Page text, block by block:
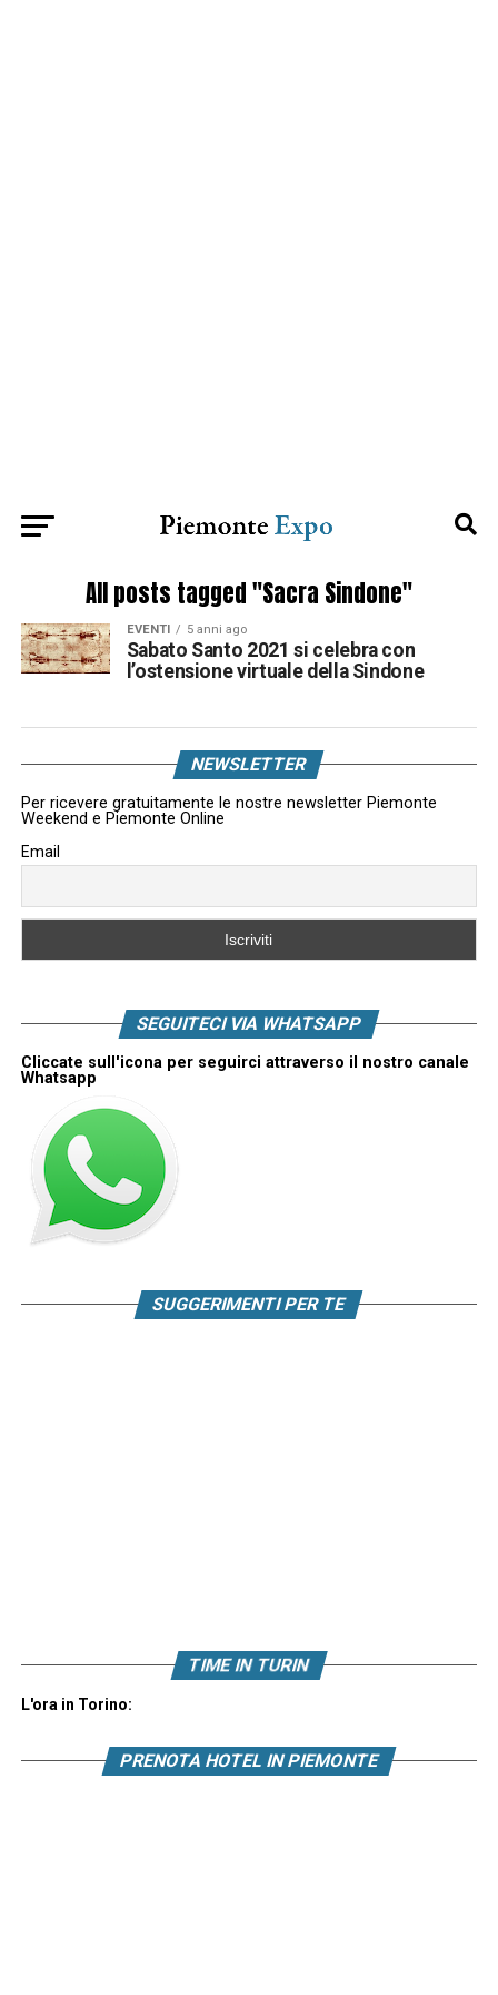
All posts tagged "Sacra Sindone"
EVENTI 5 anni ago
Sabato Santo 2021 si celebra con
l’ostensione virtuale della Sindone
NEWSLETTER
Per ricevere gratuitamente le nostre newsletter Piemonte
Weekend e Piemonte Online
Email
SEGUITECI VIA WHATSAPP
Cliccate sull'icona per seguirci attraverso il nostro canale
Whatsapp
SUGGERIMENTI PER TE
TIME IN TURIN
L'ora in Torino:
PRENOTA HOTEL IN PIEMONTE